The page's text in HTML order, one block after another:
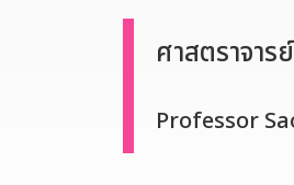
ศาสตราจา
Professor